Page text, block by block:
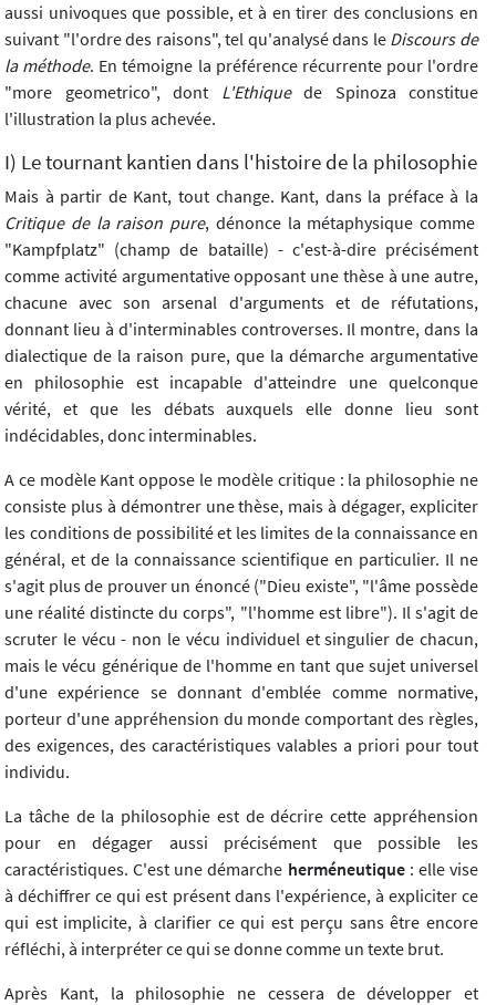
aussi univoques que possible, et à en tirer des conclusions en
suivant "l'ordre des raisons", tel qu'analysé dans leDiscours de
la méthode. En témoigne la préférence récurrente pour l'ordre
"more geometrico", dont L'Ethiquede Spinoza constitue
l'illustration la plus achevée.
I) Le tournant kantien dans l'histoire de la philosophie
Mais à partir de Kant, tout change. Kant, dans la préface à la
Critique de la raison pure, dénonce la métaphysique comme
"Kampfplatz" (champ de bataille) - c'est-à-dire précisément
comme activité argumentative opposant une thèse à une autre,
chacune avec son arsenal d'arguments et de réfutations,
donnant lieu à d'interminables controverses. Il montre, dans la
dialectique de la raison pure, que la démarche argumentative
en philosophie est incapable d'atteindre une quelconque
vérité, et que les débats auxquels elle donne lieu sont
indécidables, donc interminables.
A ce modèle Kant oppose le modèle critique : la philosophie ne
consiste plus à démontrer une thèse, mais à dégager, expliciter
les conditions de possibilité et les limites de la connaissance en
général, et de la connaissance scientifique en particulier. Il ne
s'agit plus de prouver un énoncé ("Dieu existe", "l'âme possède
une réalité distincte du corps", "l'homme est libre"). Il s'agit de
scruter le vécu - non le vécu individuel et singulier de chacun,
mais le vécu générique de l'homme en tant que sujet universel
d'une expérience se donnant d'emblée comme normative,
porteur d'une appréhension du monde comportant des règles,
des exigences, des caractéristiques valables a priori pour tout
individu.
La tâche de la philosophie est de décrire cette appréhension
pour en dégager aussi précisément que possible les
caractéristiques. C'est une démarche herméneutique: elle vise
à déchiffrer ce qui est présent dans l'expérience, à expliciter ce
qui est implicite, à clarifier ce qui est perçu sans être encore
réfléchi, à interpréter ce qui se donne comme un texte brut.
Après Kant, la philosophie ne cessera de développer et